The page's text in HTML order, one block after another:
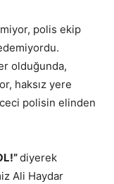
polis ekip
olduğunda,
haksız yere
polisin elinden
diyerek
Ali Haydar